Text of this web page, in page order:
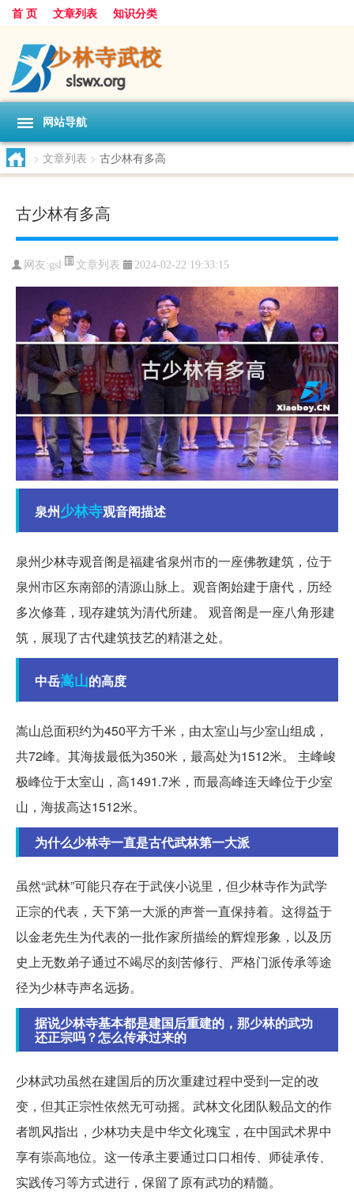
首 页 文章列表 知识分类
网站导航
> 文章列表 > 古少林有多高
古少林有多高
网友:gsl 文章列表 2024-02-22 19:33:15
泉州少林寺观音阁描述
泉州少林寺观音阁是福建省泉州市的一座佛教建筑，位于
泉州市区东南部的清源山脉上。观音阁始建于唐代，历经
多次修葺，现存建筑为清代所建。 观音阁是一座八角形建
筑，展现了古代建筑技艺的精湛之处。
中岳嵩山的高度
嵩山总面积约为450平方千米，由太室山与少室山组成，
共72峰。其海拔最低为350米，最高处为1512米。 主峰峻
极峰位于太室山，高1491.7米，而最高峰连天峰位于少室
山，海拔高达1512米。
为什么少林寺一直是古代武林第一大派
虽然“武林”可能只存在于武侠小说里，但少林寺作为武学
正宗的代表，天下第一大派的声誉一直保持着。这得益于
以金老先生为代表的一批作家所描绘的辉煌形象，以及历
史上无数弟子通过不竭尽的刻苦修行、严格门派传承等途
径为少林寺声名远扬。
据说少林寺基本都是建国后重建的，那少林的武功
还正宗吗？怎么传承过来的
少林武功虽然在建国后的历次重建过程中受到一定的改
变，但其正宗性依然无可动摇。武林文化团队毅品文的作
者凯风指出，少林功夫是中华文化瑰宝，在中国武术界中
享有崇高地位。这一传承主要通过口口相传、师徒承传、
实践传习等方式进行，保留了原有武功的精髓。